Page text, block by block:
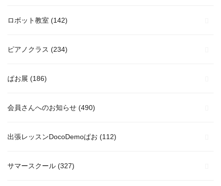
ロボット教室 (142)
ピアノクラス (234)
ぱお展 (186)
会員さんへのお知らせ (490)
出張レッスンDocoDemoぱお (112)
サマースクール (327)